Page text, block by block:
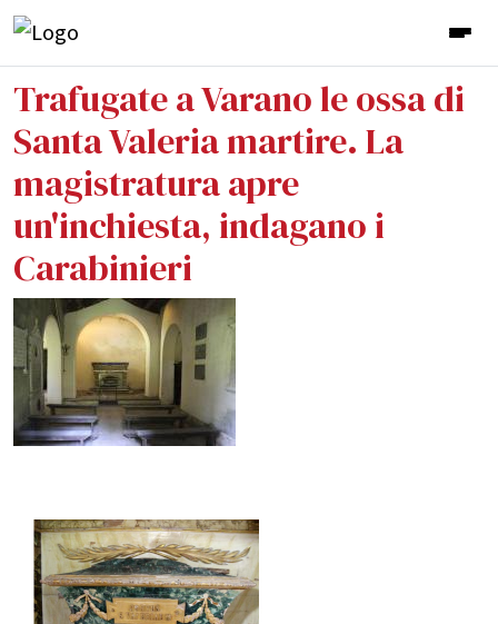
Trafugate a Varano le ossa di
Santa Valeria martire. La
magistratura apre
un'inchiesta, indagano i
Carabinieri